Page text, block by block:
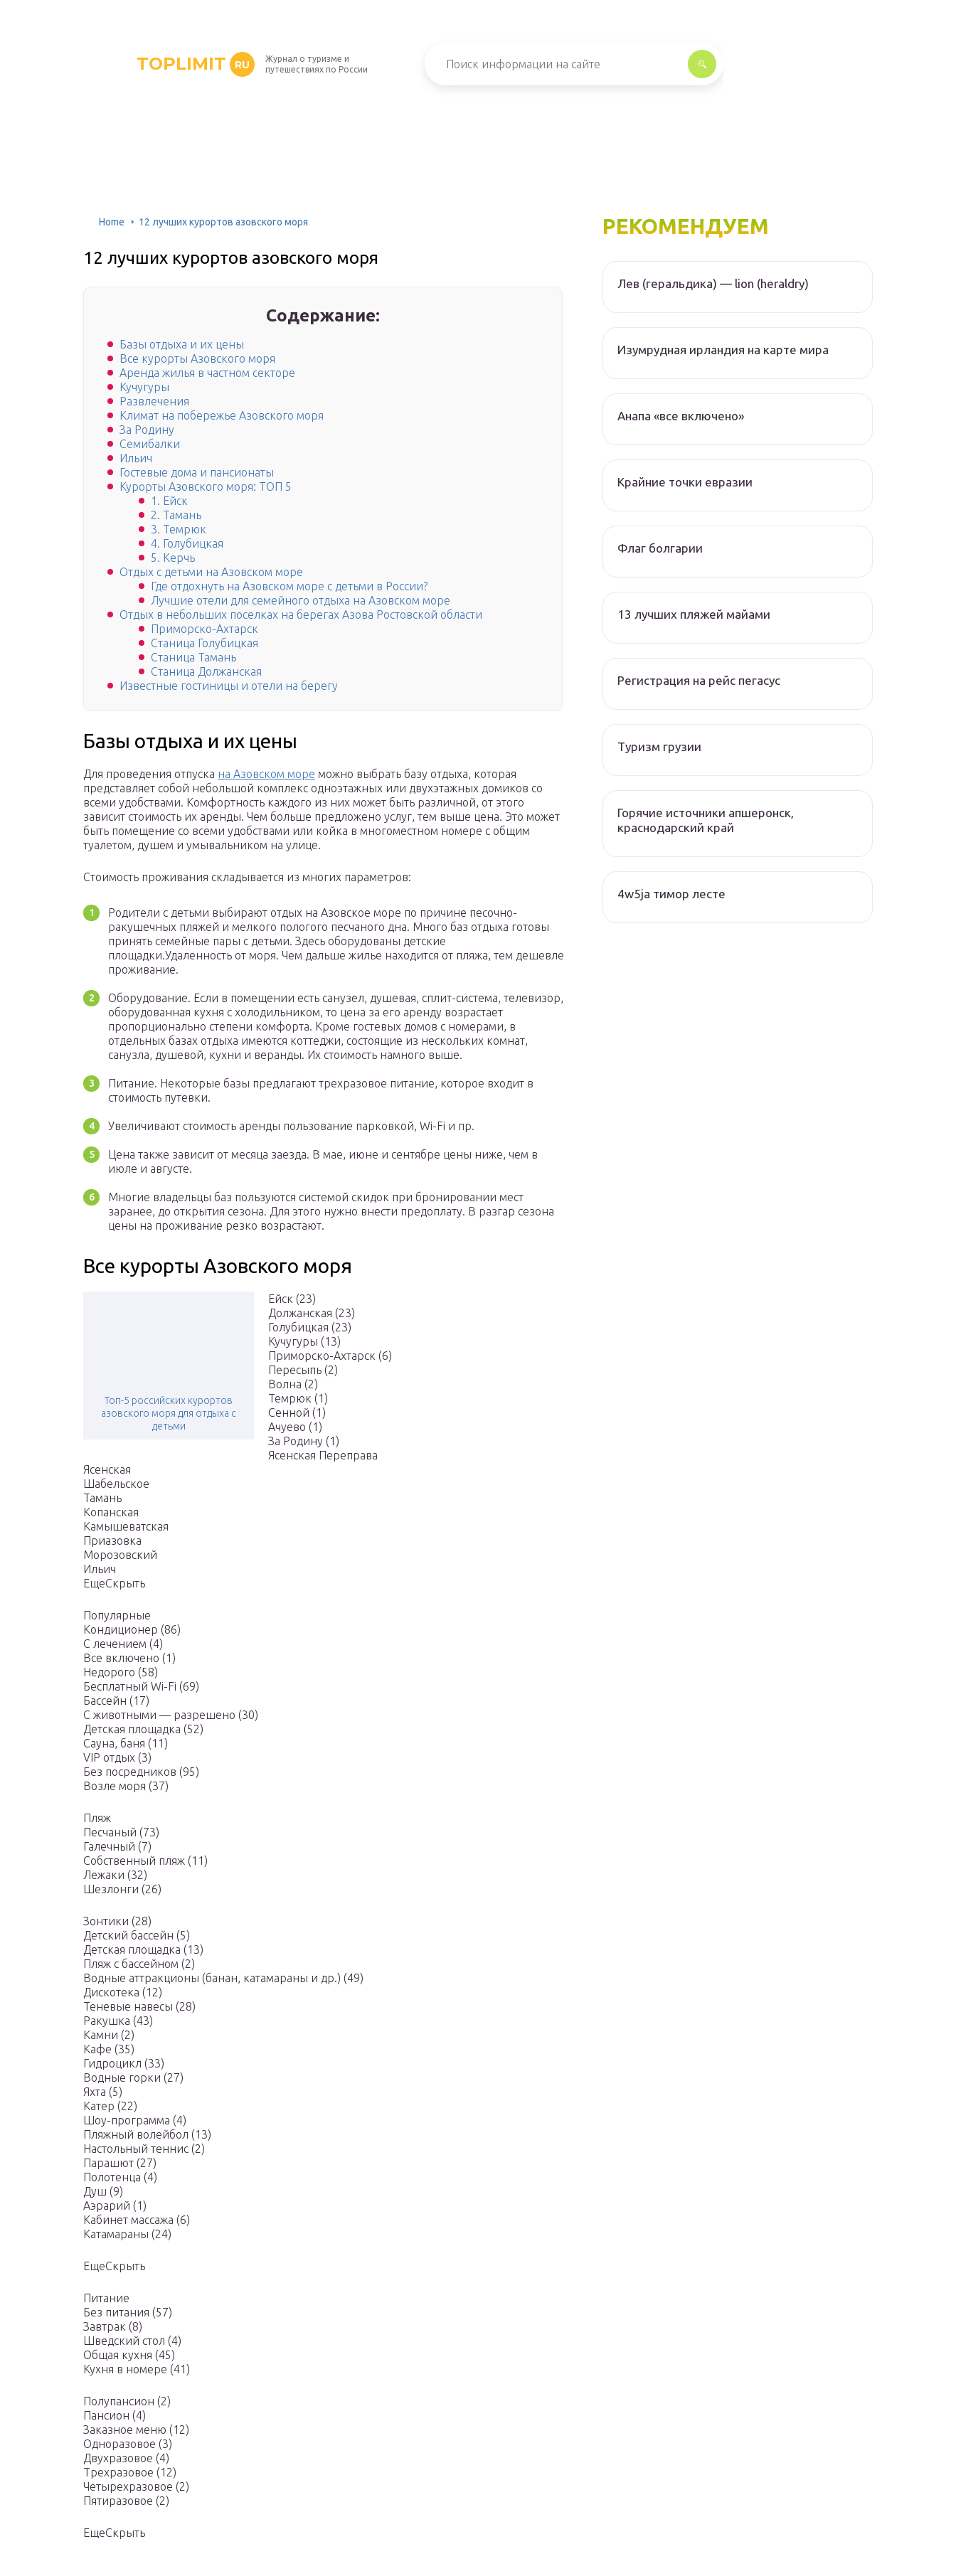
TOPLIMIT RU
Журнал о туризме и
путешествиях по России
Home 12 лучших курортов азовского моря
12 лучших курортов азовского моря
Содержание:
Базы отдыха и их цены
Все курорты Азовского моря
Аренда жилья в частном секторе
Кучугуры
Развлечения
Климат на побережье Азовского моря
За Родину
Семибалки
Ильич
Гостевые дома и пансионаты
Курорты Азовского моря: ТОП 5
1. Ейск
2. Тамань
3. Темрюк
4. Голубицкая
5. Керчь
Отдых с детьми на Азовском море
Где отдохнуть на Азовском море с детьми в России?
Лучшие отели для семейного отдыха на Азовском море
Отдых в небольших поселках на берегах Азова Ростовской области
Приморско-Ахтарск
Станица Голубицкая
Станица Тамань
Станица Должанская
Известные гостиницы и отели на берегу
Базы отдыха и их цены
Для проведения отпуска на Азовском море можно выбрать базу отдыха, которая
представляет собой небольшой комплекс одноэтажных или двухэтажных домиков со
всеми удобствами. Комфортность каждого из них может быть различной, от этого
зависит стоимость их аренды. Чем больше предложено услуг, тем выше цена. Это может
быть помещение со всеми удобствами или койка в многоместном номере с общим
туалетом, душем и умывальником на улице.
Стоимость проживания складывается из многих параметров:
Родители с детьми выбирают отдых на Азовское море по причине песочно-
ракушечных пляжей и мелкого пологого песчаного дна. Много баз отдыха готовы
принять семейные пары с детьми. Здесь оборудованы детские
площадки.Удаленность от моря. Чем дальше жилье находится от пляжа, тем дешевле
проживание.
Оборудование. Если в помещении есть санузел, душевая, сплит-система, телевизор,
оборудованная кухня с холодильником, то цена за его аренду возрастает
пропорционально степени комфорта. Кроме гостевых домов с номерами, в
отдельных базах отдыха имеются коттеджи, состоящие из нескольких комнат,
санузла, душевой, кухни и веранды. Их стоимость намного выше.
Питание. Некоторые базы предлагают трехразовое питание, которое входит в
стоимость путевки.
Увеличивают стоимость аренды пользование парковкой, Wi-Fi и пр.
Цена также зависит от месяца заезда. В мае, июне и сентябре цены ниже, чем в
июле и августе.
Многие владельцы баз пользуются системой скидок при бронировании мест
заранее, до открытия сезона. Для этого нужно внести предоплату. В разгар сезона
цены на проживание резко возрастают.
Все курорты Азовского моря
Топ-5 российских курортов
азовского моря для отдыха с
детьми
Ейск (23)
Должанская (23)
Голубицкая (23)
Кучугуры (13)
Приморско-Ахтарск (6)
Пересыпь (2)
Волна (2)
Темрюк (1)
Сенной (1)
Ачуево (1)
За Родину (1)
Ясенская Переправа
Ясенская
Шабельское
Тамань
Копанская
Камышеватская
Приазовка
Морозовский
Ильич
ЕщеСкрыть
Популярные
Кондиционер (86)
С лечением (4)
Все включено (1)
Недорого (58)
Бесплатный Wi-Fi (69)
Бассейн (17)
С животными — разрешено (30)
Детская площадка (52)
Сауна, баня (11)
VIP отдых (3)
Без посредников (95)
Возле моря (37)
Пляж
Песчаный (73)
Галечный (7)
Собственный пляж (11)
Лежаки (32)
Шезлонги (26)
Зонтики (28)
Детский бассейн (5)
Детская площадка (13)
Пляж с бассейном (2)
Водные аттракционы (банан, катамараны и др.) (49)
Дискотека (12)
Теневые навесы (28)
Ракушка (43)
Камни (2)
Кафе (35)
Гидроцикл (33)
Водные горки (27)
Яхта (5)
Катер (22)
Шоу-программа (4)
Пляжный волейбол (13)
Настольный теннис (2)
Парашют (27)
Полотенца (4)
Душ (9)
Aэрарий (1)
Кабинет массажа (6)
Катамараны (24)
ЕщеСкрыть
Питание
Без питания (57)
Завтрак (8)
Шведский стол (4)
Общая кухня (45)
Кухня в номере (41)
Полупансион (2)
Пансион (4)
Заказное меню (12)
Одноразовое (3)
Двухразовое (4)
Трехразовое (12)
Четырехразовое (2)
Пятиразовое (2)
ЕщеСкрыть
РЕКОМЕНДУЕМ
Лев (геральдика) — lion (heraldry)
Изумрудная ирландия на карте мира
Анапа «все включено»
Крайние точки евразии
Флаг болгарии
13 лучших пляжей майами
Регистрация на рейс пегасус
Туризм грузии
Горячие источники апшеронск,
краснодарский край
4w5ja тимор лесте